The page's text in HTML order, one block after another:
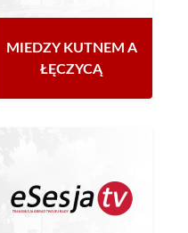
MIEDZY KUTNEM A
ŁĘCZYCĄ